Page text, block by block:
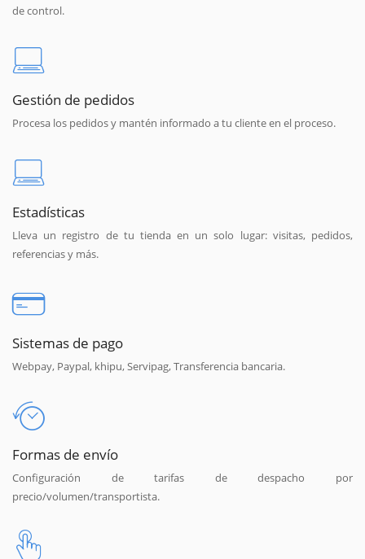
de control.
Gestión de pedidos
Procesa los pedidos y mantén informado a tu cliente en el proceso.
Estadísticas
Lleva un registro de tu tienda en un solo lugar: visitas, pedidos,
referencias y más.
Sistemas de pago
Webpay, Paypal, khipu, Servipag, Transferencia bancaria.
Formas de envío
Configuración de tarifas de despacho por
precio/volumen/transportista.